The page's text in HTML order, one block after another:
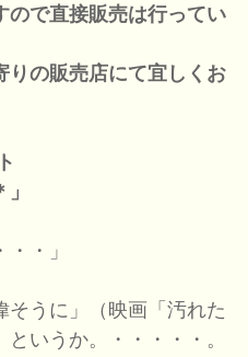
ので直接販売は行ってい
りの販売店にて宜しくお
・」
うに」（映画「汚れた
いうか。・・・・・。